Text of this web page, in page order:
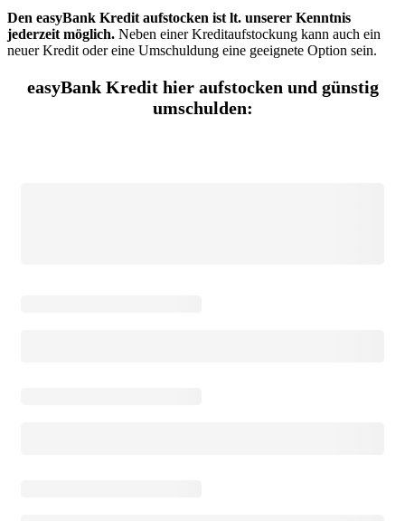
Den easyBank Kredit aufstocken ist lt. unserer Kenntnis
jederzeit möglich. Neben einer Kreditaufstockung kann auch ein
neuer Kredit oder eine Umschuldung eine geeignete Option sein.
easyBank Kredit hier aufstocken und günstig
umschulden: